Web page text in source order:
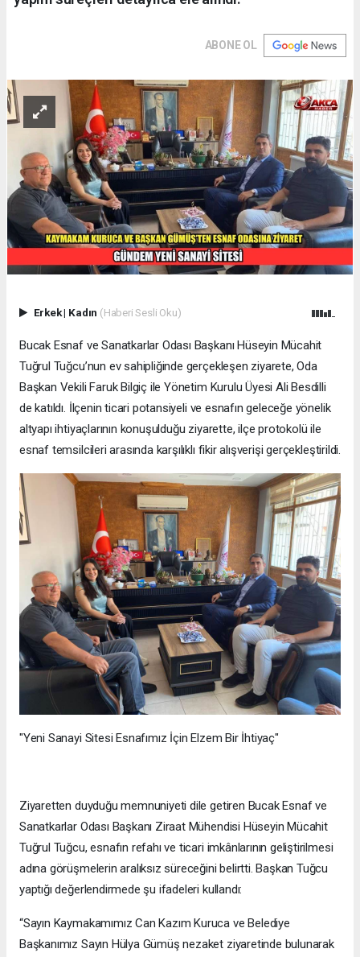
ABONE OL
Erkek| Kadın (Haberi Sesli Oku)
Bucak Esnaf ve Sanatkarlar Odası Başkanı Hüseyin Mücahit
Tuğrul Tuğcu’nun ev sahipliğinde gerçekleşen ziyarete, Oda
Başkan Vekili Faruk Bilgiç ile Yönetim Kurulu Üyesi Ali Besdilli
de katıldı. İlçenin ticari potansiyeli ve esnafın geleceğe yönelik
altyapı ihtiyaçlarının konuşulduğu ziyarette, ilçe protokolü ile
esnaf temsilcileri arasında karşılıklı fikir alışverişi gerçekleştirildi.
"Yeni Sanayi Sitesi Esnafımız İçin Elzem Bir İhtiyaç"
Ziyaretten duyduğu memnuniyeti dile getiren Bucak Esnaf ve
Sanatkarlar Odası Başkanı Ziraat Mühendisi Hüseyin Mücahit
Tuğrul Tuğcu, esnafın refahı ve ticari imkânlarının geliştirilmesi
adına görüşmelerin aralıksız süreceğini belirtti. Başkan Tuğcu
yaptığı değerlendirmede şu ifadeleri kullandı:
“Sayın Kaymakamımız Can Kazım Kuruca ve Belediye
Başkanımız Sayın Hülya Gümüş nezaket ziyaretinde bulunarak